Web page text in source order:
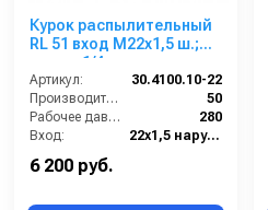
Курок распылительный
RL 51 вход M22x1,5 ш.;
выход 1/4 г.
Артикул:
30.4100.10-22
Производительность (л/мин):
50
Рабочее давление (бар):
280
Вход:
22х1,5 наружняя резьба
6 200 руб.